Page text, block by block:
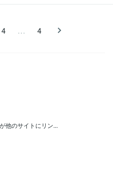
4 … 4
他のサイトにリン...